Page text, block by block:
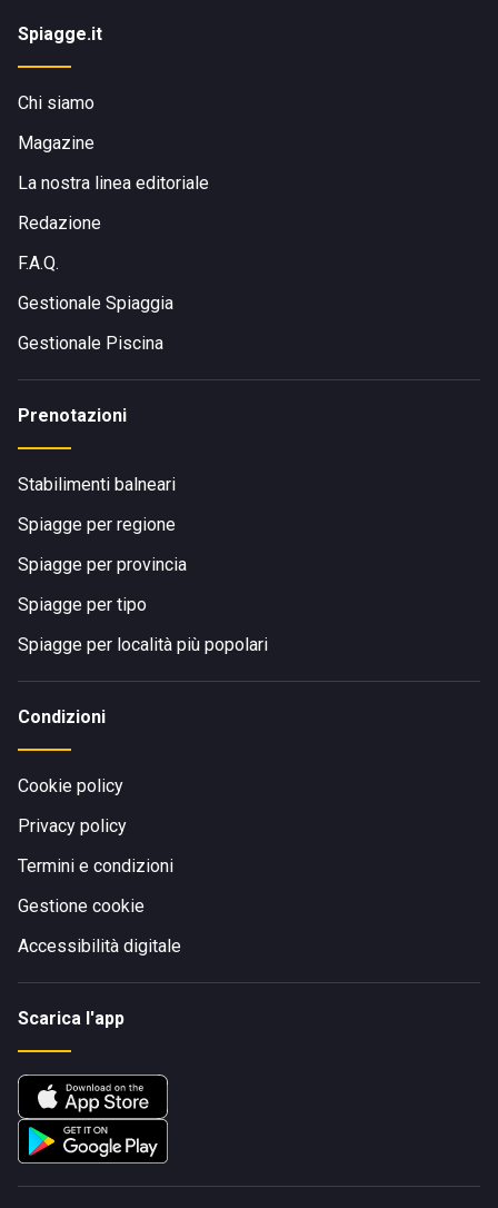
Spiagge.it
Chi siamo
Magazine
La nostra linea editoriale
Redazione
F.A.Q.
Gestionale Spiaggia
Gestionale Piscina
Prenotazioni
Stabilimenti balneari
Spiagge per regione
Spiagge per provincia
Spiagge per tipo
Spiagge per località più popolari
Condizioni
Cookie policy
Privacy policy
Termini e condizioni
Gestione cookie
Accessibilità digitale
Scarica l'app